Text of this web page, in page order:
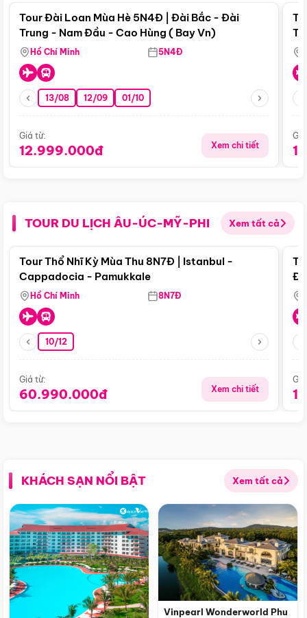
Tour Đài Loan Mùa Hè 5N4Đ | Đài Bắc - Đài
Trung - Nam Đầu - Cao Hùng ( Bay Vn)
Hồ Chí Minh 5N4Đ
13/08 12/09 01/10
Giá từ:
12.999.000đ Xem chi tiết
TOUR DU LỊCH ÂU-ÚC-MỸ-PHI Xem tất cả
Điểm nổi bật
Tour Thổ Nhĩ Kỳ Mùa Thu 8N7Đ | Istanbul -
Cappadocia - Pamukkale
Hồ Chí Minh 8N7Đ
10/12
Giá từ:
60.990.000đ Xem chi tiết
KHÁCH SẠN NỔI BẬT Xem tất cả
Vinpearl Wonderworld Phu